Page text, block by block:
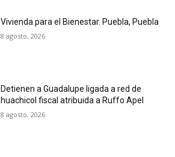
Vivienda para el Bienestar. Puebla, Puebla
8 agosto, 2026
Detienen a Guadalupe ligada a red de
huachicol fiscal atribuida a Ruffo Apel
8 agosto, 2026